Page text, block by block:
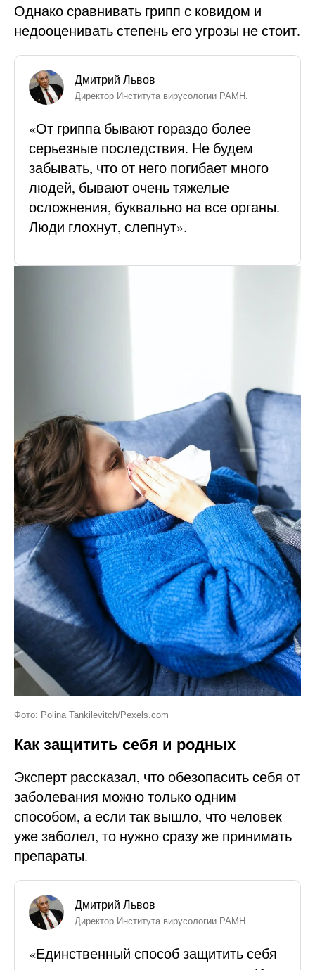
Однако сравнивать грипп с ковидом и
недооценивать степень его угрозы не стоит.
Дмитрий Львов
Директор Института вирусологии РАМН.
«От гриппа бывают гораздо более
серьезные последствия. Не будем
забывать, что от него погибает много
людей, бывают очень тяжелые
осложнения, буквально на все органы.
Люди глохнут, слепнут».
Фото: Polina Tankilevitch/Pexels.com
Как защитить себя и родных
Эксперт рассказал, что обезопасить себя от
заболевания можно только одним
способом, а если так вышло, что человек
уже заболел, то нужно сразу же принимать
препараты.
Дмитрий Львов
Директор Института вирусологии РАМН.
«Единственный способ защитить себя